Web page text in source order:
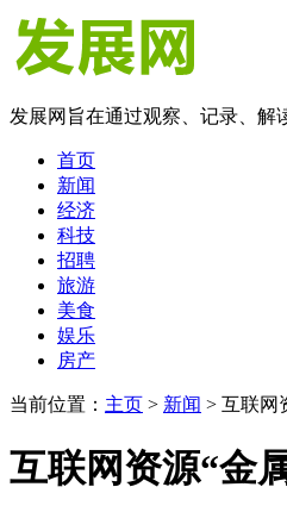
发展网旨在通过观察、记录、解
首页
新闻
经济
科技
招聘
旅游
美食
娱乐
房产
当前位置： 主页 > 新闻 > 互联网
互联网资源“金